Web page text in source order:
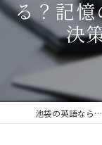
る？記
決
池袋の英語ならLanguage School ～航～